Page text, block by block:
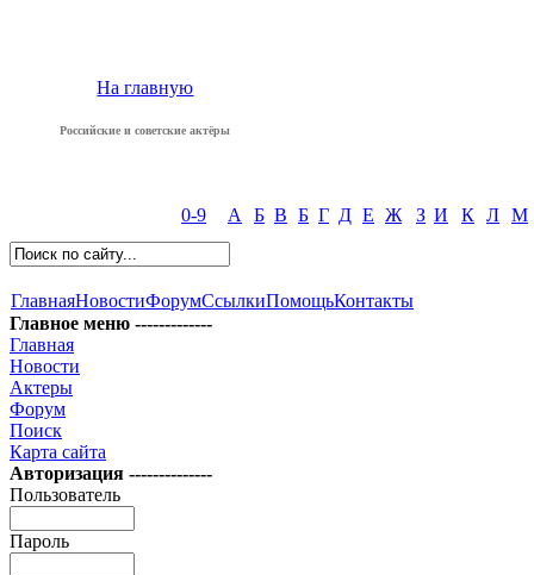
На главную
Российские и советские актёры
0-9 А Б В Б Г Д Е Ж З И К Л М
ГлавнаяНовостиФорумСсылкиПомощьКонтакты
Главное меню -------------
Главная
Новости
Актеры
Форум
Поиск
Карта сайта
Авторизация --------------
Пользователь
Пароль